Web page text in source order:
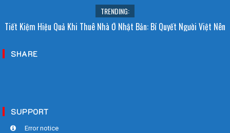
TRENDING:
Tiết Kiệm Hiệu Quả Khi Thuê Nhà Ở Nhật Bản: Bí Quyết Người Việt Nên
SHARE
SUPPORT
Error notice